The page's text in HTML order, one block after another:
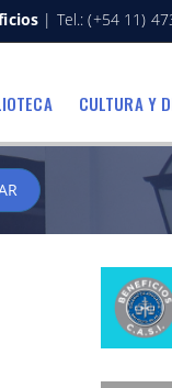
| Tel.: (+54 11)
CULTURA Y